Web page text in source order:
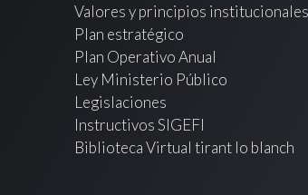
Valores y principios institucionales
Plan estratégico
Plan Operativo Anual
Ley Ministerio Público
Legislaciones
Instructivos SIGEFI
Biblioteca Virtual tirant lo blanch